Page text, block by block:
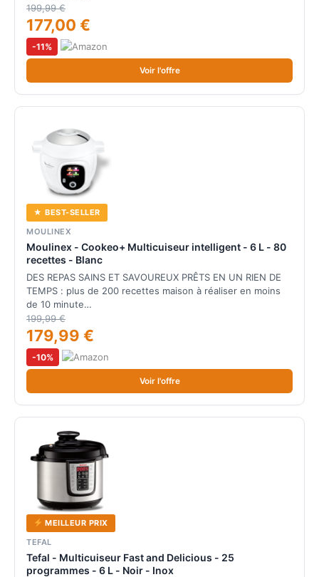
199,99 €
177,00 €
-11%
Voir l'offre
★ BEST-SELLER
MOULINEX
Moulinex - Cookeo+ Multicuiseur intelligent - 6 L - 80
recettes - Blanc
DES REPAS SAINS ET SAVOUREUX PRÊTS EN UN RIEN DE
TEMPS : plus de 200 recettes maison à réaliser en moins
de 10 minute…
199,99 €
179,99 €
-10%
Voir l'offre
MEILLEUR PRIX
TEFAL
Tefal - Multicuiseur Fast and Delicious - 25
programmes - 6 L - Noir - Inox